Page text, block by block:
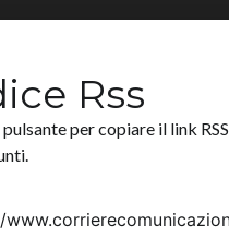
Rss
per copiare il link RSS